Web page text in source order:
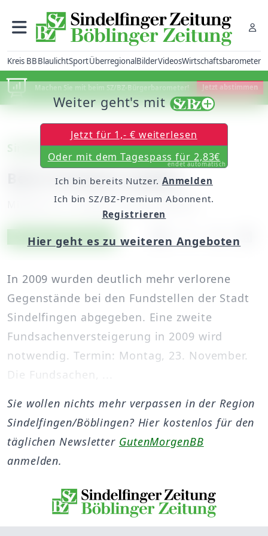
Kreis BBBlaulichtSportÜberregionalBilderVideosWirtschaftsbarometer
Machen Sie mit beim SZ/BZ-Bürgerbarometer! Jetzt abstimmen
Sindelfingen: Versteigerung
Beim Fundamt melden
Mittwoch, 21. Oktober 2009, 00:00 Uhr
Artikel vorlesen
Exklusiv für Abonnenten
In 2009 wurden deutlich mehr verlorene
Gegenstände bei den Fundstellen der Stadt
Sindelfingen abgegeben. Eine zweite
Fundsachenversteigerung in 2009 wird
notwendig. Termin: Montag, 23. November.
Die Fundsachen, ...
Weiter geht's mit
Jetzt für 1,- € weiterlesen
Oder mit dem Tagespass für 2,83€
endet automatisch
Ich bin bereits Nutzer. Anmelden
Ich bin SZ/BZ-Premium Abonnent.
Registrieren
Hier geht es zu weiteren Angeboten
Sie wollen nichts mehr verpassen in der Region
Sindelfingen/Böblingen? Hier kostenlos für den
täglichen Newsletter GutenMorgenBB
anmelden.